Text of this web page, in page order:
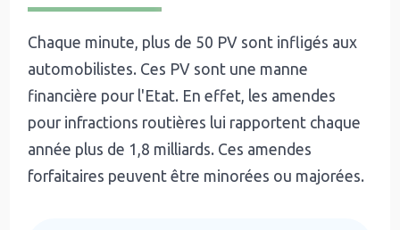
Chaque minute, plus de 50 PV sont infligés aux
automobilistes. Ces PV sont une manne
financière pour l'Etat. En effet, les amendes
pour infractions routières lui rapportent chaque
année plus de 1,8 milliards. Ces amendes
forfaitaires peuvent être minorées ou majorées.